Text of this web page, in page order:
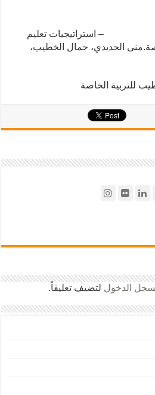
تعليم
الحديدي، جمال الخطيب،
للتربية الخاصة
الدخول لتضيف تعليقاً.